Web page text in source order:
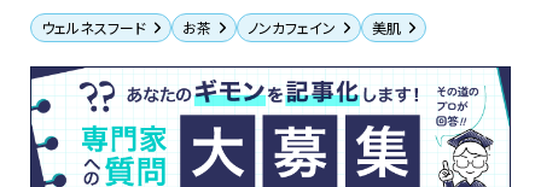
ウェルネスフード お茶 ノンカフェイン 美肌